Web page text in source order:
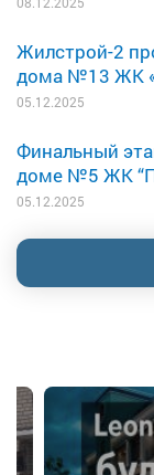
Жилстрой-2
дома №13 ЖК
05.12.2025
Финальный
доме №5 ЖК
05.12.2025